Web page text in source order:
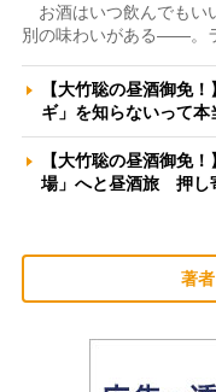
お酒はいつ飲んでもい
別の味わいがある――。
【大竹聡の昼酒御免
ギ」を知らないって
【大竹聡の昼酒御免
場」へと昼酒旅 押し
著